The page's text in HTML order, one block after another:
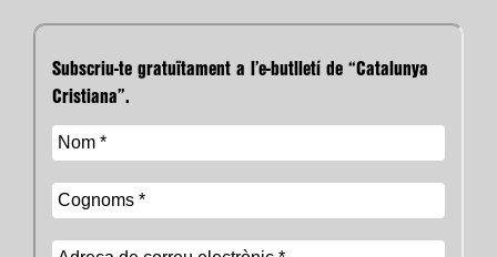
Subscriu-te gratuïtament a l’e-butlletí de “Catalunya
Cristiana”.